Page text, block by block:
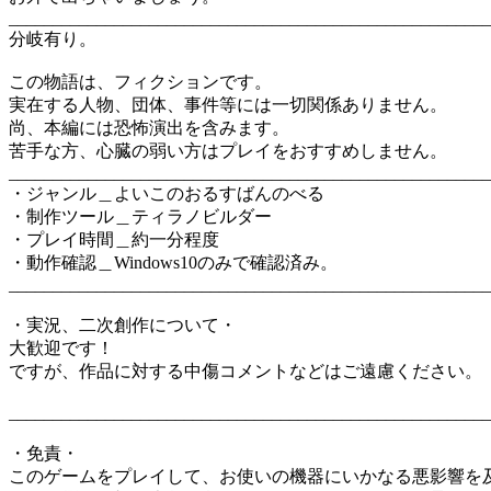
分岐有り。
この物語は、フィクションです。
実在する人物、団体、事件等には一切関係ありません。
尚、本編には恐怖演出を含みます。
苦手な方、心臓の弱い方はプレイをおすすめしません。
・ジャンル＿よいこのおるすばんのべる
・制作ツール＿ティラノビルダー
・プレイ時間＿約一分程度
・動作確認＿Windows10のみで確認済み。
・実況、二次創作について・
大歓迎です！
ですが、作品に対する中傷コメントなどはご遠慮ください。
・免責・
このゲームをプレイして、お使いの機器にいかなる悪影響を